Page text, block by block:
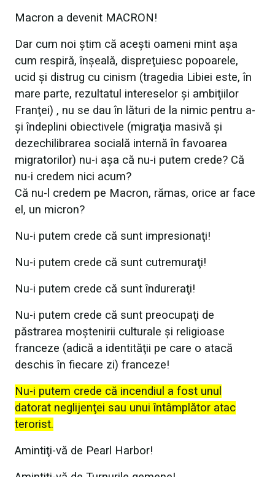
Macron a devenit MACRON!
Dar cum noi ştim că aceşti oameni mint aşa
cum respiră, înşeală, dispreţuiesc popoarele,
ucid şi distrug cu cinism (tragedia Libiei este, în
mare parte, rezultatul intereselor şi ambiţiilor
Franţei) , nu se dau în lături de la nimic pentru a-
şi îndeplini obiectivele (migraţia masivă şi
dezechilibrarea socială internă în favoarea
migratorilor) nu-i aşa că nu-i putem crede? Că
nu-i credem nici acum?
Că nu-l credem pe Macron, rămas, orice ar face
el, un micron?
Nu-i putem crede că sunt impresionaţi!
Nu-i putem crede că sunt cutremuraţi!
Nu-i putem crede că sunt îndureraţi!
Nu-i putem crede că sunt preocupaţi de
păstrarea moştenirii culturale şi religioase
franceze (adică a identităţii pe care o atacă
deschis în fiecare zi) franceze!
Nu-i putem crede că incendiul a fost unul
datorat neglijenţei sau unui întâmplător atac
terorist.
Amintiţi-vă de Pearl Harbor!